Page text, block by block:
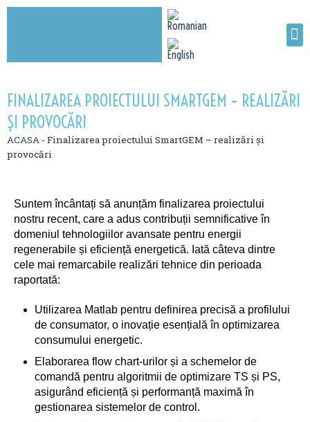
FINALIZAREA PROIECTULUI SMARTGEM – REALIZĂRI
ȘI PROVOCĂRI
ACASA -Finalizarea proiectului SmartGEM – realizări și
provocări
Suntem încântați să anunțăm finalizarea proiectului
nostru recent, care a adus contribuții semnificative în
domeniul tehnologiilor avansate pentru energii
regenerabile și eficiență energetică. Iată câteva dintre
cele mai remarcabile realizări tehnice din perioada
raportată:
Utilizarea Matlab pentru definirea precisă a profilului
de consumator, o inovație esențială în optimizarea
consumului energetic.
Elaborarea flow chart-urilor și a schemelor de
comandă pentru algoritmii de optimizare TS și PS,
asigurând eficiență și performanță maximă în
gestionarea sistemelor de control.